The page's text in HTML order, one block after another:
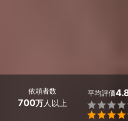
依頼者数
700万人以上
平均評価